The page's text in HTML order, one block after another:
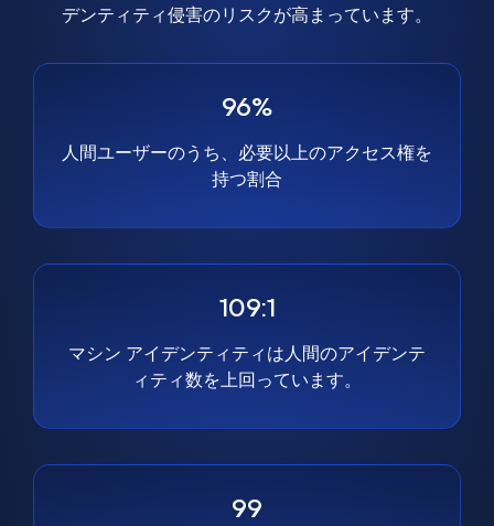
デンティティ侵害のリスクが高まっています。
96%
人間ユーザーのうち、必要以上のアクセス権を
持つ割合
109:1
マシン アイデンティティは人間のアイデンテ
ィティ数を上回っています。
99